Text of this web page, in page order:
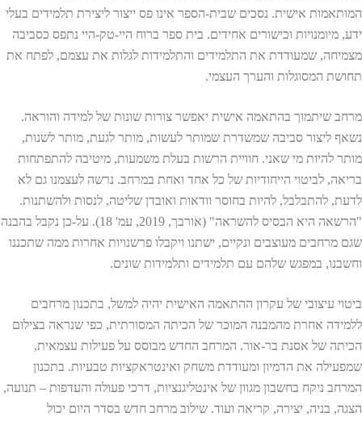
המותאמות אישית. נסכים שבית-הספר אינו פס ייצור ליצירת תלמידים בעלי
ידע, מיומנויות וכישורים אחידים. בית ספר ברוח היי-טק-היי נתפס כסביבה
מצמיחה, שמעודדת את התלמידים והתלמידות לגלות את עצמם, לפתח את
תחושת המסוגלות והערך העצמי.
מרחב שיתמוך בהתאמה אישית יאפשר צורות שונות של למידה והוראה.
נשאף ליצור סביבה שמשדרת שמותר לעשות, מותר לגעת, מותר לשנות,
מותר להיות מי שאני. חוויית הרשות בעלת משמעות, מיטיבה להתפתחות
בריאה, לביטוי הייחודיות של כל אחד ואחת במרחב. נרשה לעצמנו גם לא
לדעת, להתבלבל, להיות בחוסר וודאות ואובדן שליטה, לנסות ולהשתנות.
"הרשאה היא הבסיס להשראה" (אורבך, 2019, עמ' 18). על-כן נקבל בהבנה
שגם מרחבים מעוצבים ונקיים, ישתנו ויקבלו פרשנויות אחרות ממה שתכננו
וחשבנו, במפגש שלהם עם תלמידים ותלמידות שונים.
ביטוי עיצובי של עקרון ההתאמה האישית יהיה למשל, בתכנון מרחבים
ללמידה אחרת מהמבנה המוכר של הכיתה המסורתית, כפי שנראה בצילום
הכיתה של אסנת בר-אור. המרחב החדש מבוסס על פעילות עצמאית,
שמפעילה את הדמיון ומעודדת משחק ואינטראקציות טבעיות. בתכנון
המרחב ניקח בחשבון מגוון של אינטליגנציות, דרכי פעולה והעדפות – תנועה,
הצגה, בניה, יצירה, קריאה ועוד. שילוב מרחב חדש בסדר היום יכול